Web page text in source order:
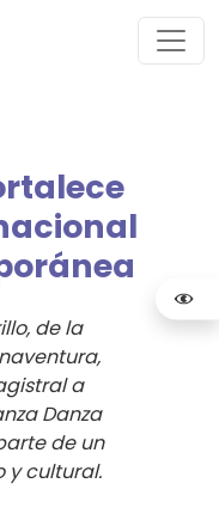
de la
a
Danza
de un
y cultural.